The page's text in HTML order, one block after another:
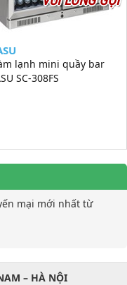
lạnh mini quầy bar
SC-308FS
mại mới nhất từ
– HÀ NỘI